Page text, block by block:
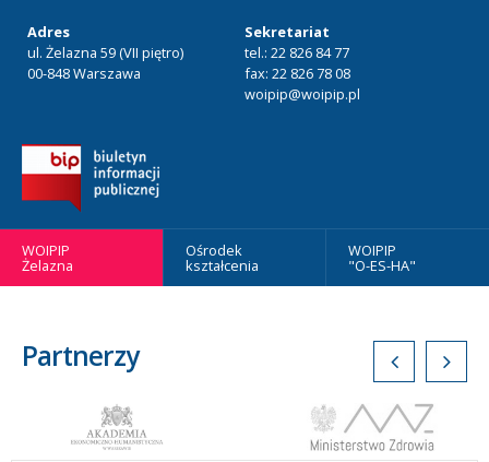
Adres
ul. Żelazna 59 (VII piętro)
00-848 Warszawa
Sekretariat
tel.: 22 826 84 77
fax: 22 826 78 08
woipip@woipip.pl
WOIPIP
Żelazna
Ośrodek
kształcenia
WOIPIP
"O-ES-HA"
Partnerzy